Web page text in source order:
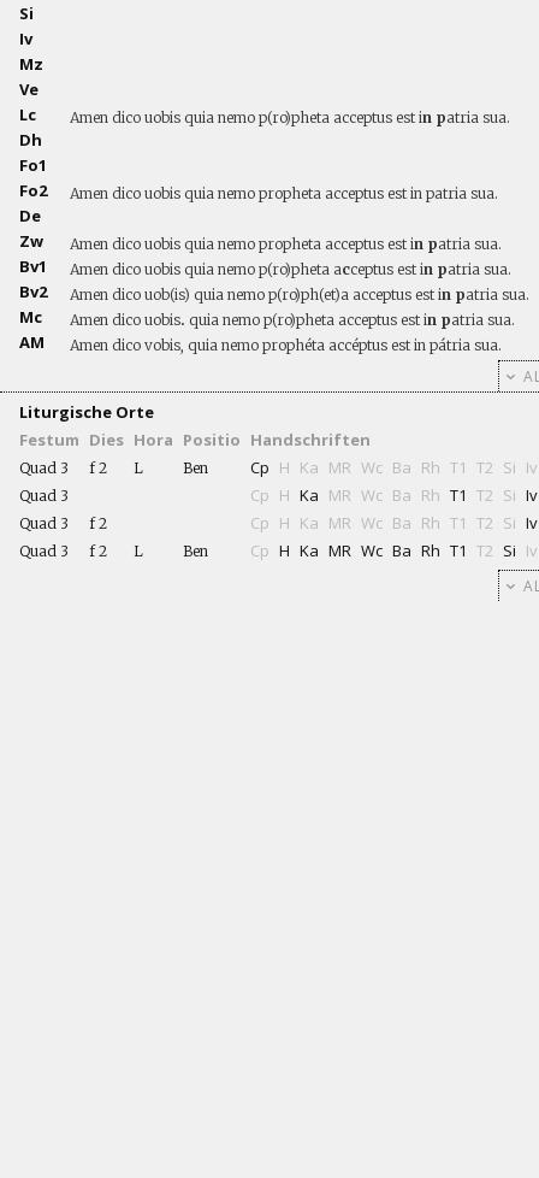
Si
Iv
Mz
Ve
Lc
Amen dico uobis quia nemo p(ro)pheta acceptus est in patria sua.
Dh
Fo1
Fo2
Amen dico uobis quia nemo propheta acceptus est in patria sua.
De
Zw
Amen dico uobis quia nemo propheta acceptus est in patria sua.
Bv1 Amen dico uobis quia nemo p(ro)pheta acceptus est in patria sua.
Bv2 Amen dico uob(is) quia nemo p(ro)ph(et)a acceptus est in patria sua.
Mc Amen dico uobis. quia nemo p(ro)pheta acceptus est in patria sua.
AM Amen dico vobis, quia nemo prophéta accéptus est in pátria sua.
Liturgische Orte
Festum Dies Hora Positio Handschriften
Quad 3 f 2 L Ben Cp H Ka MR Wc Ba Rh T1 T2 Si Iv
Quad 3 Cp H Ka MR Wc Ba Rh T1 T2 Si Iv
Quad 3 f 2 Cp H Ka MR Wc Ba Rh T1 T2 Si Iv
Quad 3 f 2 L Ben Cp H Ka MR Wc Ba Rh T1 T2 Si Iv